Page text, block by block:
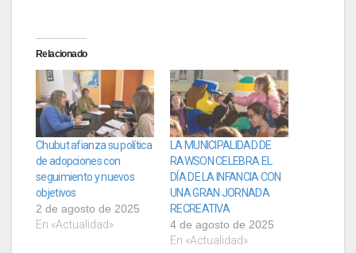
Relacionado
Chubut afianza su política
de adopciones con
seguimiento y nuevos
objetivos
2 de agosto de 2025
En «Actualidad»
LA MUNICIPALIDAD DE
RAWSON CELEBRA EL
DÍA DE LA INFANCIA CON
UNA GRAN JORNADA
RECREATIVA
4 de agosto de 2025
En «Actualidad»